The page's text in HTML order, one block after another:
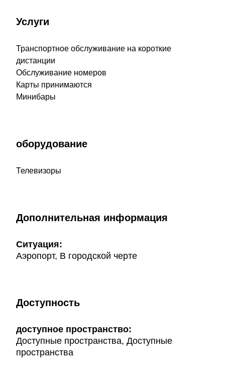
Услуги
Транспортное обслуживание на короткие
дистанции
Обслуживание номеров
Карты принимаются
Минибары
оборудование
Телевизоры
Дополнительная информация
Ситуация:
Аэропорт, В городской черте
Доступность
доступное пространство:
Доступные пространства, Доступные
пространства